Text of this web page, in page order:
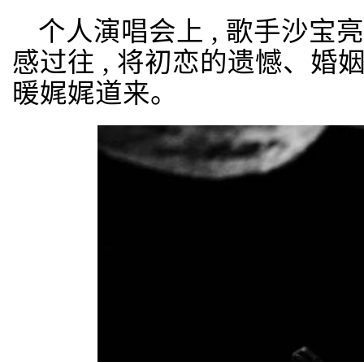
个人演唱会上 , 歌手沙宝
感过往 , 将初恋的遗憾、婚
暖娓娓道来。